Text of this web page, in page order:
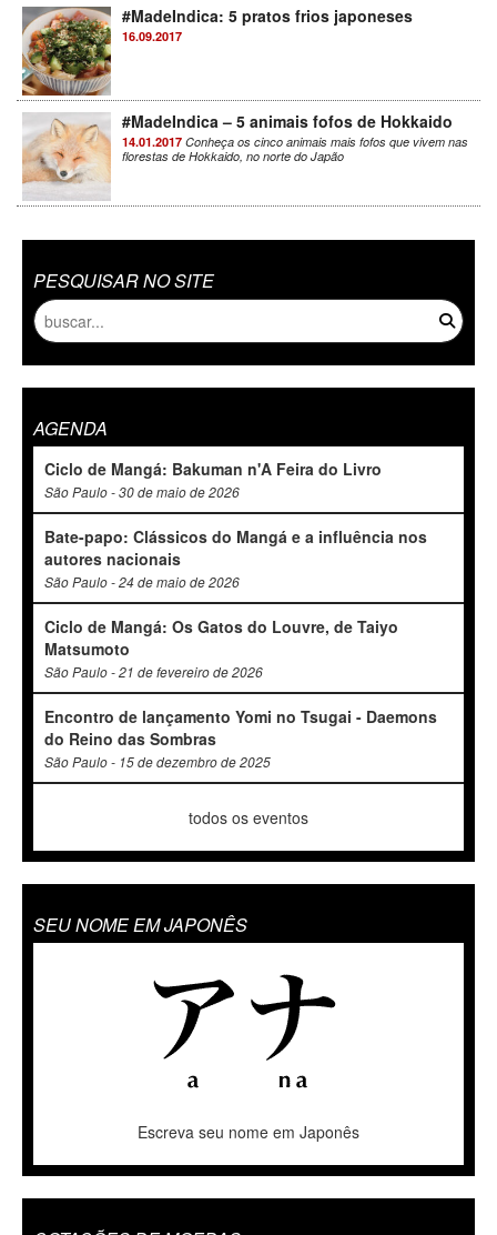
#MadeIndica: 5 pratos frios japoneses
16.09.2017
#MadeIndica – 5 animais fofos de Hokkaido
14.01.2017 Conheça os cinco animais mais fofos que vivem nas
florestas de Hokkaido, no norte do Japão
PESQUISAR NO SITE
AGENDA
Ciclo de Mangá: Bakuman n'A Feira do Livro
São Paulo - 30 de maio de 2026
Bate-papo: Clássicos do Mangá e a influência nos
autores nacionais
São Paulo - 24 de maio de 2026
Ciclo de Mangá: Os Gatos do Louvre, de Taiyo
Matsumoto
São Paulo - 21 de fevereiro de 2026
Encontro de lançamento Yomi no Tsugai - Daemons
do Reino das Sombras
São Paulo - 15 de dezembro de 2025
todos os eventos
SEU NOME EM JAPONÊS
Escreva seu nome em Japonês